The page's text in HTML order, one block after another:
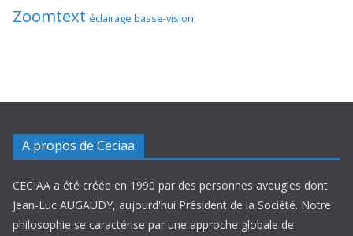
Zoomtext éclairage basse-vision
A propos de Ceciaa
CECIAA a été créée en 1990 par des personnes aveugles dont
Jean-Luc AUGAUDY, aujourd'hui Président de la Société. Notre
philosophie se caractérise par une approche globale de